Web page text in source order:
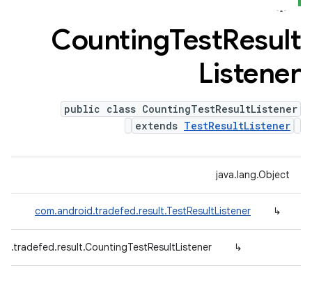
CountingTestResult
Listener
public class CountingTestResultListener
extends TestResultListener
java.lang.Object
↳
com.android.tradefed.result.TestResultListener
↳